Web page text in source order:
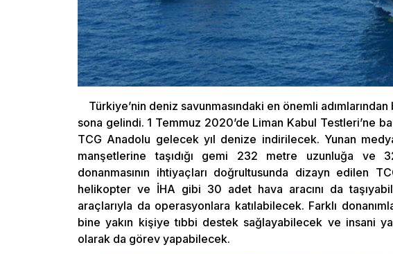
Türkiye’nin deniz savunmasındaki en önemli adımlarından
sona gelindi. 1 Temmuz 2020’de Liman Kabul Testleri’ne
TCG Anadolu gelecek yıl denize indirilecek. Yunan
manşetlerine taşıdığı gemi 232 metre uzunluğa ve
donanmasının ihtiyaçları doğrultusunda dizayn edilen
helikopter ve İHA gibi 30 adet hava aracını da
araçlarıyla da operasyonlara katılabilecek. Farklı
bine yakın kişiye tıbbi destek sağlayabilecek ve insani
olarak da görev yapabilecek.